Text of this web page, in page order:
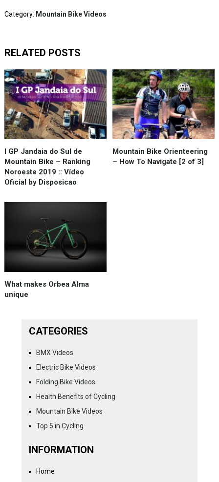
Category: Mountain Bike Videos
RELATED POSTS
I GP Jandaia do Sul de
Mountain Bike – Ranking
Noroeste 2019 :: Vídeo
Oficial by Disposicao
Mountain Bike Orienteering
– How To Navigate [2 of 3]
What makes Orbea Alma
unique
CATEGORIES
BMX Videos
Electric Bike Videos
Folding Bike Videos
Health Benefits of Cycling
Mountain Bike Videos
Top 5 in Cycling
INFORMATION
Home